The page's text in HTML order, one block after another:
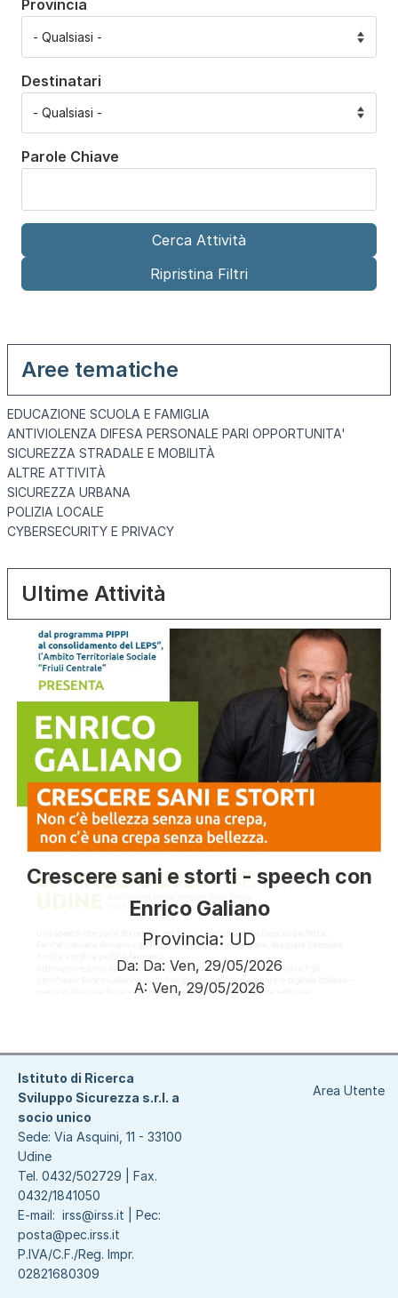
Provincia
Destinatari
Parole Chiave
Aree tematiche
EDUCAZIONE SCUOLA E FAMIGLIA
ANTIVIOLENZA DIFESA PERSONALE PARI OPPORTUNITA'
SICUREZZA STRADALE E MOBILITÀ
ALTRE ATTIVITÀ
SICUREZZA URBANA
POLIZIA LOCALE
CYBERSECURITY E PRIVACY
Ultime Attività
Crescere sani e storti - speech con
Enrico Galiano
Provincia: UD
Da: Da: Ven, 29/05/2026
A: Ven, 29/05/2026
Area Utente
Istituto di Ricerca
Sviluppo Sicurezza s.r.l. a
socio unico
Sede: Via Asquini, 11 - 33100
Udine
Tel. 0432/502729 | Fax.
0432/1841050
E-mail: irss@irss.it | Pec:
posta@pec.irss.it
P.IVA/C.F./Reg. Impr.
02821680309